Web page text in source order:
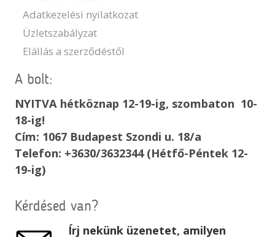
Adatkezelési nyilatkozat
Üzletszabályzat
Elállás a szerződéstől
A bolt:
NYITVA hétköznap 12-19-ig, szombaton 10-
18-ig!
Cím: 1067 Budapest Szondi u. 18/a
Telefon: +3630/3632344 (Hétfő-Péntek 12-
19-ig)
Kérdésed van?
Írj nekünk üzenetet, amilyen